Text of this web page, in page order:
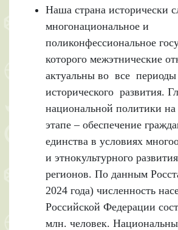
Наша страна исторически
многонациональное и
поликонфессиональное
которого межэтнические
актуальны во все периоды
исторического развития.
национальной политики
этапе – обеспечение
единства в условиях
и этнокультурного
регионов. По данным
2024 года) численность
Российской Федерации
млн. человек.